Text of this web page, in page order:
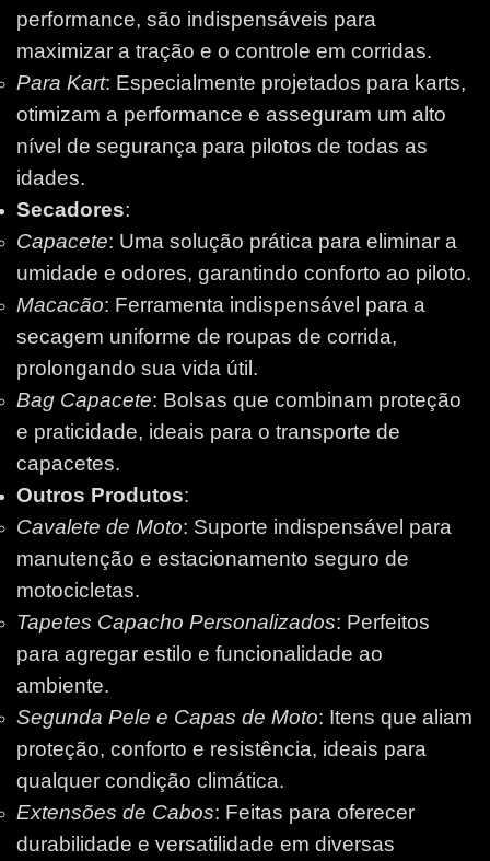
performance, são indispensáveis para
maximizar a tração e o controle em corridas.
Para Kart: Especialmente projetados para karts,
otimizam a performance e asseguram um alto
nível de segurança para pilotos de todas as
idades.
Secadores:
Capacete: Uma solução prática para eliminar a
umidade e odores, garantindo conforto ao piloto.
Macacão: Ferramenta indispensável para a
secagem uniforme de roupas de corrida,
prolongando sua vida útil.
Bag Capacete: Bolsas que combinam proteção
e praticidade, ideais para o transporte de
capacetes.
Outros Produtos:
Cavalete de Moto: Suporte indispensável para
manutenção e estacionamento seguro de
motocicletas.
Tapetes Capacho Personalizados: Perfeitos
para agregar estilo e funcionalidade ao
ambiente.
Segunda Pele e Capas de Moto: Itens que aliam
proteção, conforto e resistência, ideais para
qualquer condição climática.
Extensões de Cabos: Feitas para oferecer
durabilidade e versatilidade em diversas